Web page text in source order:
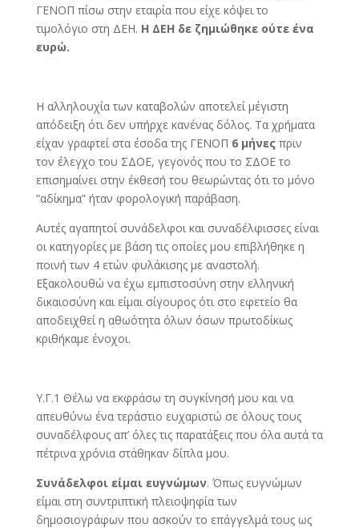
ΓΕΝΟΠ πίσω στην εταιρία που είχε κόψει το
τιμολόγιο στη ΔΕΗ. Η ΔΕΗ δε ζημιώθηκε ούτε ένα
ευρώ.
Η αλληλουχία των καταβολών αποτελεί μέγιστη
απόδειξη ότι δεν υπήρχε κανένας δόλος. Τα χρήματα
είχαν γραφτεί στα έσοδα της ΓΕΝΟΠ 6 μήνεςπριν
τον έλεγχο του ΣΔΟΕ, γεγονός που το ΣΔΟΕ το
επισημαίνει στην έκθεσή του θεωρώντας ότι το μόνο
“αδίκημα” ήταν φορολογική παράβαση.
Αυτές αγαπητοί συνάδελφοι και συναδέλφισσες είναι
οι κατηγορίες με βάση τις οποίες μου επιβλήθηκε η
ποινή των 4 ετών φυλάκισης με αναστολή.
Εξακολουθώ να έχω εμπιστοσύνη στην ελληνική
δικαιοσύνη και είμαι σίγουρος ότι στο εφετείο θα
αποδειχθεί η αθωότητα όλων όσων πρωτοδίκως
κριθήκαμε ένοχοι.
Υ.Γ.1 Θέλω να εκφράσω τη συγκίνησή μου και να
απευθύνω ένα τεράστιο ευχαριστώ σε όλους τους
συναδέλφους απ’ όλες τις παρατάξεις που όλα αυτά τα
πέτρινα χρόνια στάθηκαν δίπλα μου.
Συνάδελφοι είμαι ευγνώμων. Όπως ευγνώμων
είμαι στη συντριπτική πλειοψηφία των
δημοσιογράφων που ασκούν το επάγγελμά τους ως